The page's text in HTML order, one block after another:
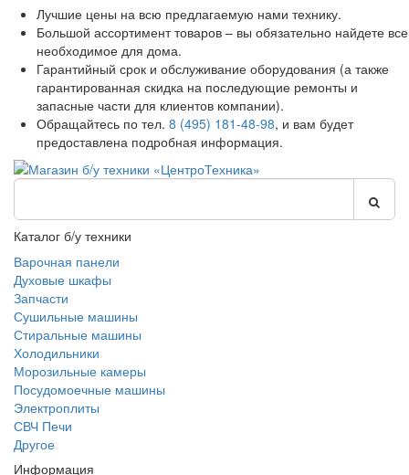
Лучшие цены на всю предлагаемую нами технику.
Большой ассортимент товаров – вы обязательно найдете все
необходимое для дома.
Гарантийный срок и обслуживание оборудования (а также
гарантированная скидка на последующие ремонты и
запасные части для клиентов компании).
Обращайтесь по тел. 8 (495) 181-48-98, и вам будет
предоставлена подробная информация.
Каталог б/у техники
Варочная панели
Духовые шкафы
Запчасти
Сушильные машины
Стиральные машины
Холодильники
Морозильные камеры
Посудомоечные машины
Электроплиты
СВЧ Печи
Другое
Информация